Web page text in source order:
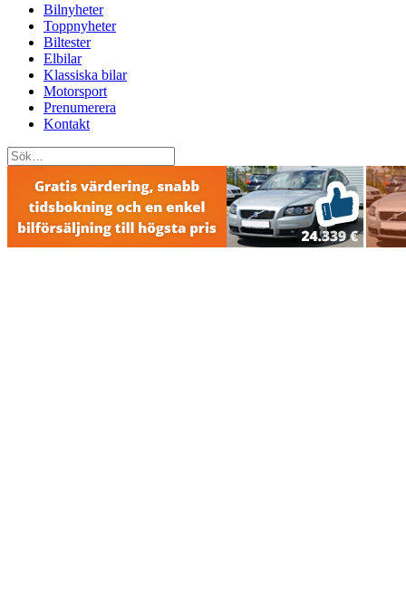
Bilnyheter
Toppnyheter
Biltester
Elbilar
Klassiska bilar
Motorsport
Prenumerera
Kontakt